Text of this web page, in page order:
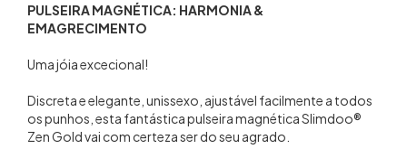
PULSEIRA MAGNÉTICA: HARMONIA &
EMAGRECIMENTO
Uma jóia excecional!
Discreta e elegante, unissexo, ajustável facilmente a todos
os punhos, esta fantástica pulseira magnética Slimdoo®
Zen Gold vai com certeza ser do seu agrado.